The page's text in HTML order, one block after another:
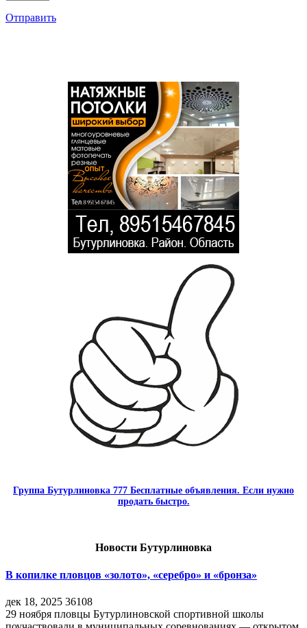
Отправить
Группа Бутурлиновка 777 Бесплатные объявления. Если нужно
продать быстро.
Новости Бутурлиновка
В копилке пловцов «золото», «серебро» и «бронза»
дек 18, 2025 36108
29 ноября пловцы Бутурлиновской спортивной школы